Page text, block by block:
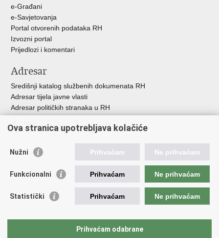
e-Građani
e-Savjetovanja
Portal otvorenih podataka RH
Izvozni portal
Prijedlozi i komentari
Adresar
Središnji katalog službenih dokumenata RH
Adresar tijela javne vlasti
Adresar političkih stranaka u RH
Besplatni telefoni javne uprave
Važne poveznice
Vlada Republike Hrvatske
Savjet za nacionalne manjine
Okvirna konvencija za zaštitu nacionalnih manjina
Ured zastupnika RH pred Eur.sudom za ljudska prava
Ova stranica upotrebljava kolačiće
Nužni Prihvaćam Ne prihvaćam
Funkcionalni Prihvaćam Ne prihvaćam
Statistički Prihvaćam Ne prihvaćam
Prihvaćam odabrane